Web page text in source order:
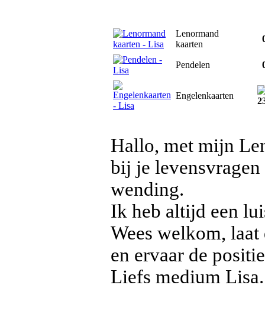
Lenormand
kaarten
Pendelen
Engelenkaarten
Hallo, met mijn
bij je levensvragen
wending.
Ik heb altijd een
Wees welkom,
en ervaar de
Liefs medium Lisa.